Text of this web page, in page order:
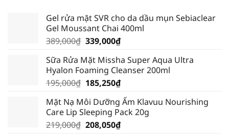
Gel rửa mặt SVR cho da dầu mụn Sebiaclear
Gel Moussant Chai 400ml
389,000₫ Giá
là:
389,000₫.
339,000₫Giá
tại
là:
339,000₫.
Sữa Rửa Mặt Missha Super Aqua Ultra
Hyalon Foaming Cleanser 200ml
195,000₫ Giá
là:
195,000₫.
185,250₫Giá
tại
là:
185,250₫.
Mặt Nạ Môi Dưỡng Ẩm Klavuu Nourishing
Care Lip Sleeping Pack 20g
219,000₫ Giá
208,050₫Giá